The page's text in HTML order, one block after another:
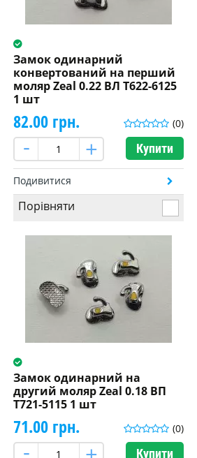
Замок одинарний
конвертований на перший
моляр Zeal 0.22 ВЛ T622-6125
1 шт
(0)
82.00 грн.
Купити
Подивитися
Порівняти
Замок одинарний на
другий моляр Zeal 0.18 ВП
T721-5115 1 шт
(0)
71.00 грн.
Купити